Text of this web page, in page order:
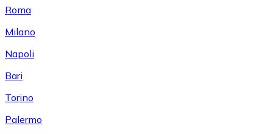
Roma
Milano
Napoli
Bari
Torino
Palermo